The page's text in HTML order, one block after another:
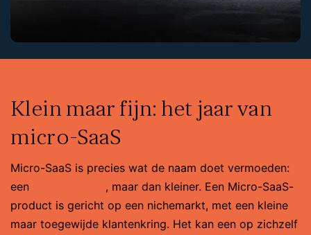
Klein maar fijn: het jaar van
micro-SaaS
Micro-SaaS is precies wat de naam doet vermoeden:
een
, maar dan kleiner. Een Micro-SaaS-
product is gericht op een nichemarkt, met een kleine
maar toegewijde klantenkring. Het kan een op zichzelf